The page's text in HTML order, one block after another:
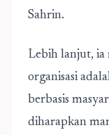
Sahrin.
Lebih lanjut, ia
organisasi
berbasis
diharapkan